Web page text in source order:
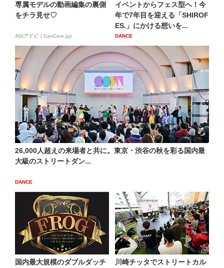
専属モデルの動画編集の裏側
をチラ見せ♡
AD(アドビ｜CanCam.jp)
イベントからフェス型へ！今
年で7年目を迎える「SHIROF
ES.」にかける想いを...
DANCE
26,000人超えの来場者と共に。東京・渋谷の秋を彩る国内最
大級のストリートダン...
DANCE
国内最大規模のダブルダッチ
川崎チッタでストリートカル